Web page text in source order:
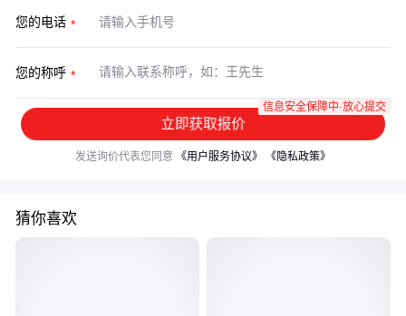
您的电话
您的称呼
立即获取报价
信息安全保障中·放心提交
发送询价代表您同意 《用户服务协议》 《隐私政策》
猜你喜欢